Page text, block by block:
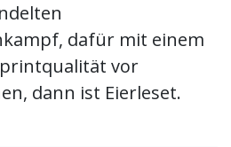
dafür mit einem
vor
dann ist Eierleset.